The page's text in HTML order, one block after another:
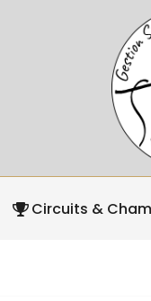
Circuits &